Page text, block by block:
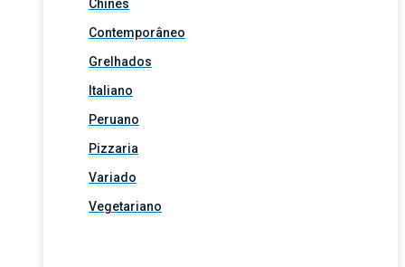
Chinês
Contemporâneo
Grelhados
Italiano
Peruano
Pizzaria
Variado
Vegetariano